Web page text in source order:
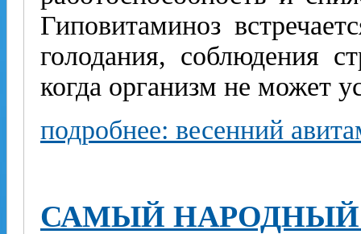
Гиповитаминоз
голодания, соблюдения
когда организм не может
подробнее: весенний
САМЫЙ НАРОДНЫЙ